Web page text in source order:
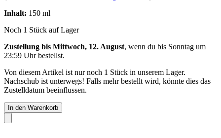
Inhalt: 150 ml
Noch 1 Stück auf Lager
Zustellung bis Mittwoch, 12. August, wenn du bis Sonntag um
23:59 Uhrbestellst.
Von diesem Artikel ist nur noch 1 Stück in unserem Lager.
Nachschub ist unterwegs! Falls mehr bestellt wird, könnte dies das
Zustelldatum beeinflussen.
In den Warenkorb